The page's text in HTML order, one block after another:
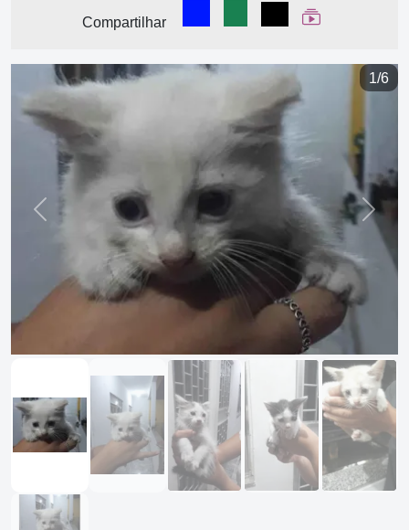
Compartilhar
Compartilhar no Facebook
Compartilhar no
Compartilhar
Ver Web Story
1/6
Previous Next